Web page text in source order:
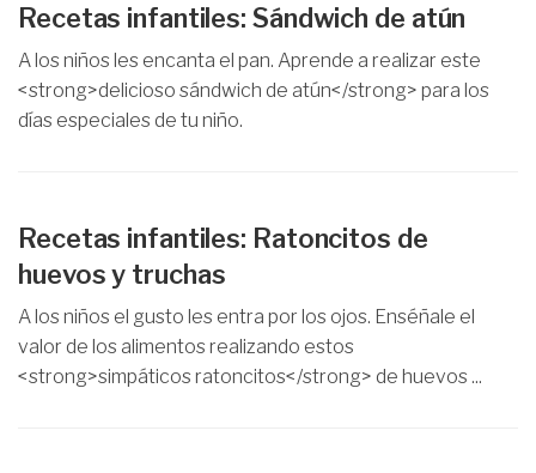
Recetas infantiles: Sándwich de atún
A los niños les encanta el pan. Aprende a realizar este
<strong>delicioso sándwich de atún</strong> para los
días especiales de tu niño.
Recetas infantiles: Ratoncitos de
huevos y truchas
A los niños el gusto les entra por los ojos. Enséñale el
valor de los alimentos realizando estos
<strong>simpáticos ratoncitos</strong> de huevos ...